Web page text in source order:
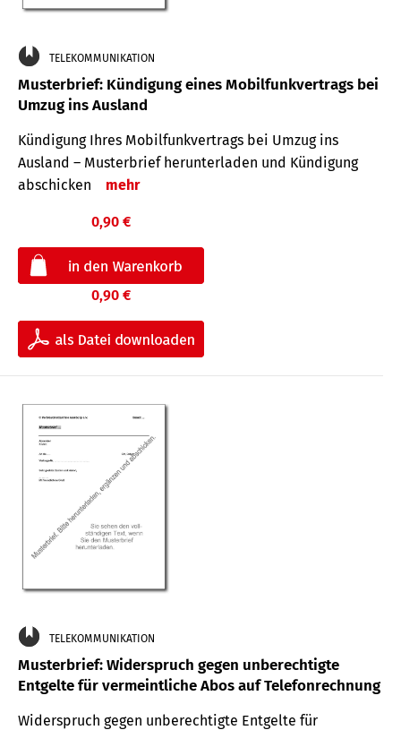
TELEKOMMUNIKATION
Musterbrief: Kündigung eines Mobilfunkvertrags bei
Umzug ins Ausland
Kündigung Ihres Mobilfunkvertrags bei Umzug ins
Ausland – Musterbrief herunterladen und Kündigung
abschicken
mehr
0,90 €
0,90 €
TELEKOMMUNIKATION
Musterbrief: Widerspruch gegen unberechtigte
Entgelte für vermeintliche Abos auf Telefonrechnung
Widerspruch gegen unberechtigte Entgelte für